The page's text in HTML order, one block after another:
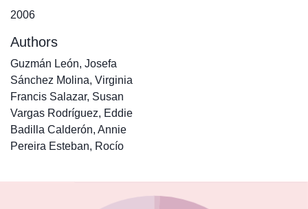
2006
Authors
Guzmán León, Josefa
Sánchez Molina, Virginia
Francis Salazar, Susan
Vargas Rodríguez, Eddie
Badilla Calderón, Annie
Pereira Esteban, Rocío